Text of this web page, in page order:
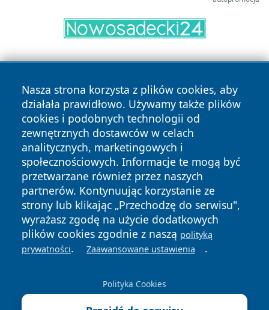
Nasza strona korzysta z plików cookies, aby
działała prawidłowo. Używamy także plików
cookies i podobnych technologii od
zewnętrznych dostawców w celach
analitycznych, marketingowych i
społecznościowych. Informacje te mogą być
przetwarzane również przez naszych
partnerów. Kontynuując korzystanie ze
strony lub klikając „Przechodzę do serwisu",
wyrażasz zgodę na użycie dodatkowych
plików cookies zgodnie z naszą polityką
prywatności. Zaawansowane ustawienia .
Polityka Cookies
Copyright © 2026 wrotazabrza.pl Wszystkie prawa
zastrzeżone.
News Autorzy
Polityka
Prywatności
Polityka
Cookies